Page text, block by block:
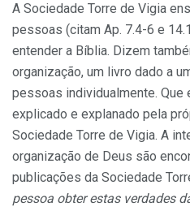
A Sociedade Torre de Vigia
pessoas (citam Ap. 7.4-6 e
entender a Bíblia. Dizem
organização, um livro dado a
pessoas individualmente.
explicado e explanado pela
Sociedade Torre de Vigia. A
organização de Deus são
publicações da Sociedade
pessoa obter estas verdades